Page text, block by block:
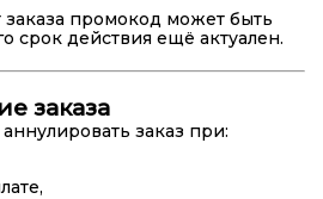
заказа промокод может быть
срок действия ещё актуален.
заказа
заказ при: